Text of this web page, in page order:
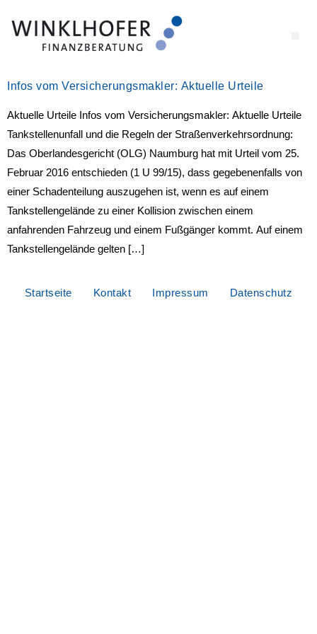
Infos vom Versicherungsmakler: Aktuelle Urteile
Aktuelle Urteile Infos vom Versicherungs­makler: Aktuelle Urteile
Tankstellenunfall und die Regeln der Straßenverkehrsordnung:
Das Oberlandesgericht (OLG) Naumburg hat mit Urteil vom 25.
Februar 2016 entschieden (1 U 99/15), dass gegebenenfalls von
einer Schadenteilung auszugehen ist, wenn es auf einem
Tankstellengelände zu einer Kollision zwischen einem
anfahrenden Fahrzeug und einem Fußgänger kommt. Auf einem
Tankstellengelände gelten […]
Startseite Kontakt Impressum Datenschutz